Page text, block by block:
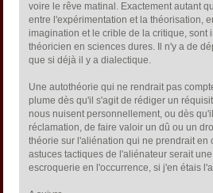
voire le rêve matinal. Exactement autant
entre l'expérimentation et la théorisation,
imagination et le crible de la critique, sont
théoricien en sciences dures. Il n'y a de
que si déjà il y a dialectique.
Une autothéorie qui ne rendrait pas
plume dès qu'il s'agit de rédiger un
nous nuisent personnellement, ou dès
réclamation, de faire valoir un dû ou un
théorie sur l'aliénation qui ne prendrait en
astuces tactiques de l'aliénateur serait
escroquerie en l'occurrence, si j'en étais